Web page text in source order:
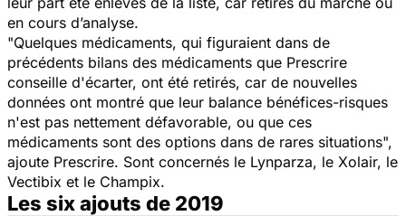
en cours d’analyse.
"Quelques médicaments, qui figuraient dans de
précédents bilans des médicaments que Prescrire
conseille d'écarter, ont été retirés, car de nouvelles
données ont montré que leur balance bénéfices-risques
n'est pas nettement défavorable, ou que ces
médicaments sont des options dans de rares situations",
ajoute Prescrire. Sont concernés le Lynparza, le Xolair, le
Vectibix et le Champix.
Les six ajouts de 2019